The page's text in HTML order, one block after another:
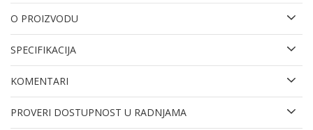
O PROIZVODU
SPECIFIKACIJA
KOMENTARI
PROVERI DOSTUPNOST U RADNJAMA